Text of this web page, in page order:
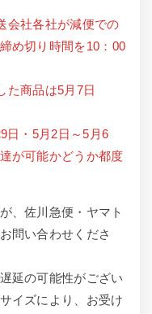
会社各社が減便での
め切り時間を10：00
た商品は5月7日
日・5月2日～5月6
が可能かどうか都度
、佐川急便・ヤマト
問い合わせくださ
延の可能性がござい
イズにより、お受け